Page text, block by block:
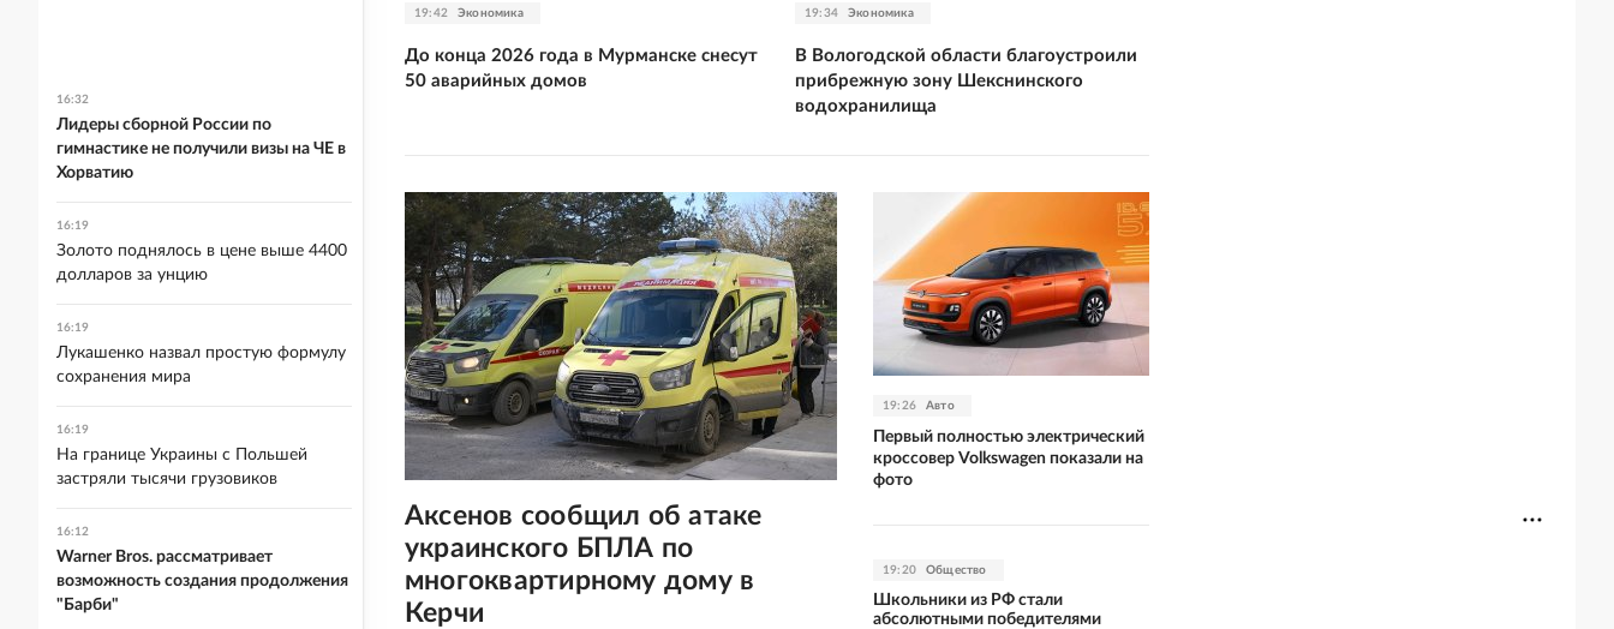
19:42 Экономика
До конца 2026 года в Мурманске снесут
50 аварийных домов
19:34 Экономика
В Вологодской области благоустроили
прибрежную зону Шекснинского
водохранилища
Аксенов сообщил об атаке
украинского БПЛА по
многоквартирному дому в
Керчи
19:26 Авто
Первый полностью электрический
кроссовер Volkswagen показали на
фото
19:20 Общество
Школьники из РФ стали
абсолютными победителями
16:32
Лидеры сборной России по
гимнастике не получили визы на ЧЕ в
Хорватию
16:19
Золото поднялось в цене выше 4400
долларов за унцию
16:19
Лукашенко назвал простую формулу
сохранения мира
16:19
На границе Украины с Польшей
застряли тысячи грузовиков
16:12
Warner Bros. рассматривает
возможность создания продолжения
"Барби"